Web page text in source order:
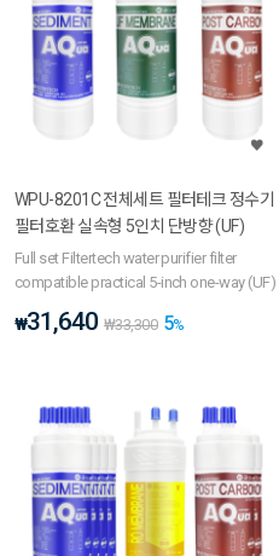
WPU-8201C 전체세트 필터테크 정수기
필터호환 실속형 5인치 단방향 (UF)
Full set Filtertech water purifier filter
compatible practical 5-inch one-way (UF)
₩31,640 ₩33,300 5%